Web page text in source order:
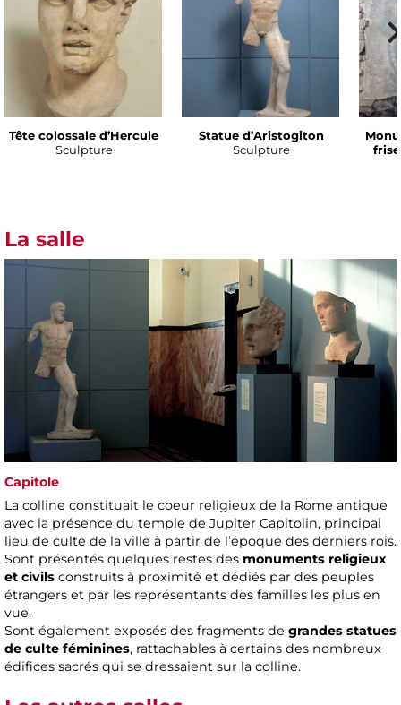
Tête colossale d’Hercule
Sculpture
Statue d’Aristogiton
Sculpture
La salle
Capitole
La colline constituait le coeur religieux de la Rome antique
avec la présence du temple de Jupiter Capitolin, principal
lieu de culte de la ville à partir de l’époque des derniers rois.
Sont présentés quelques restes des monuments religieux
et civils construits à proximité et dédiés par des peuples
étrangers et par les représentants des familles les plus en
vue.
Sont également exposés des fragments de grandes statues
de culte féminines, rattachables à certains des nombreux
édifices sacrés qui se dressaient sur la colline.